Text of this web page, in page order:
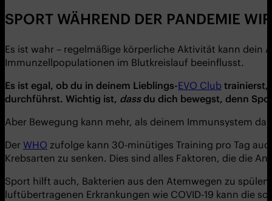
SPORT WÄHREND DER PANDEMIE
Es ist wahr – regelmäßige körperliche Aktivität kann
Immunzellpopulationen im Blutkreislauf beeinflusst.
Es ist egal, ob du in deinem Lieblings-EVO Club trainierst,
durchführst. Wichtig ist, dassdu dich bewegst, denn
Aber Bewegung kann mehr, als deinem Immunsystem
Der WHO zufolge kann 30-minütiges Training pro Tag
Krebsarten zu senken. Dies sind alles Faktoren, die die
Sport hilft auch, Bakterien aus den Atemwegen zu
luftübertragenen Erkrankungen wie COVID-19 kann die